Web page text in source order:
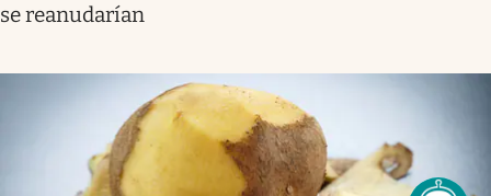
se reanudarían